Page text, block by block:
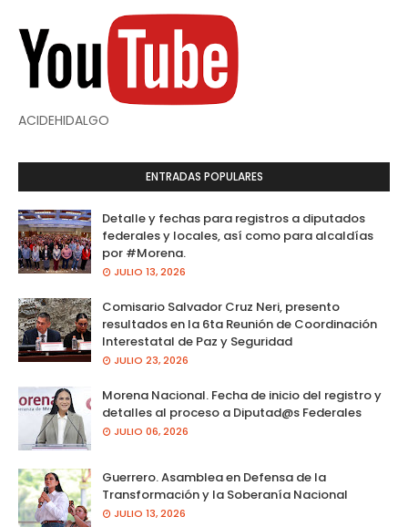
ACIDEHIDALGO
ENTRADAS POPULARES
Detalle y fechas para registros a diputados
federales y locales, así como para alcaldías
por #Morena.
JULIO 13, 2026
Comisario Salvador Cruz Neri, presento
resultados en la 6ta Reunión de Coordinación
Interestatal de Paz y Seguridad
JULIO 23, 2026
Morena Nacional. Fecha de inicio del registro y
detalles al proceso a Diputad@s Federales
JULIO 06, 2026
Guerrero. Asamblea en Defensa de la
Transformación y la Soberanía Nacional
JULIO 13, 2026